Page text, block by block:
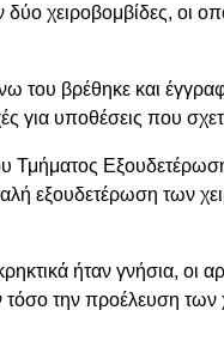
δύο χειροβομβίδες, οι
του βρέθηκε και
για υποθέσεις που
Τμήματος
εξουδετέρωση των
ήταν γνήσια, οι
τόσο την προέλευση